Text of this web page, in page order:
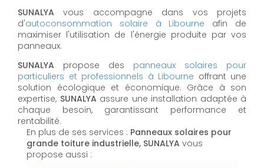
SUNALYA vous accompagne dans vos projets
d'autoconsommation solaire à Libourne afin de
maximiser l'utilisation de l'énergie produite par vos
panneaux.
SUNALYA propose des panneaux solaires pour
particuliers et professionnels à Libourne offrant une
solution écologique et économique. Grâce à son
expertise, SUNALYA assure une installation adaptée à
chaque besoin, garantissant performance et
rentabilité.
En plus de ses services : Panneaux solaires pour
grande toiture industrielle, SUNALYA vous
propose aussi :